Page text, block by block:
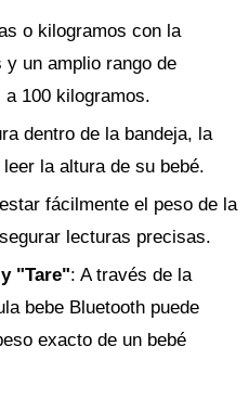
o kilogramos con la
un amplio rango de
a 100 kilogramos.
dentro de la bandeja, la
la altura de su bebé.
fácilmente el peso de la
lecturas precisas.
"Tare": A través de la
bebe Bluetooth puede
exacto de un bebé